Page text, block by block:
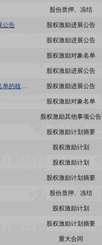
股份质押、冻结
公告 股权激励进展公告
股权激励进展公告
股权激励对象名单
股权激励进展公告
600031:三一重工股份有限公司监事会关于公司2022年限制性股票激励计划授予激励对象名单的核查意见及公示情况说明 股权激励进展公告
股权激励对象名单
股权激励其他事项公告
股权激励计划摘要
股权激励计划
股权激励计划
股权激励计划摘要
股份质押、冻结
股权激励计划
股权激励计划摘要
重大合同